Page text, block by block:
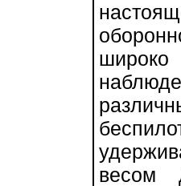
весом